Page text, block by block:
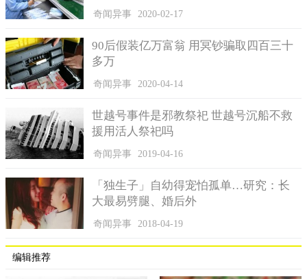
事情发生不久后，动物管理中心立即派遣抓捕者去抓回这条
汉密尔顿市议会动物控制经理苏珊·斯坦福表示：“我们对这条
恶犬的处理方式还未讨论出结果，在警方调查后，我们将进一步
进行相关处理。”
据新西兰卫生部相关人员统计，在二零零四年到二零一四年
这10年期间，共有约5000例犬类袭击事件，这些恶犬伤人的案例
大多数是发生在居民家中，其中十岁以下的儿童是被袭击的最大
数量人群。
奇闻异事 2020-02-17
90后假装亿万富翁 用冥钞骗取四百三十
多万
奇闻异事 2020-04-14
世越号事件是邪教祭祀 世越号沉船不救
援用活人祭祀吗
奇闻异事 2019-04-16
「独生子」自幼得宠怕孤单…研究：长
大最易劈腿、婚后外
奇闻异事 2018-04-19
编辑推荐